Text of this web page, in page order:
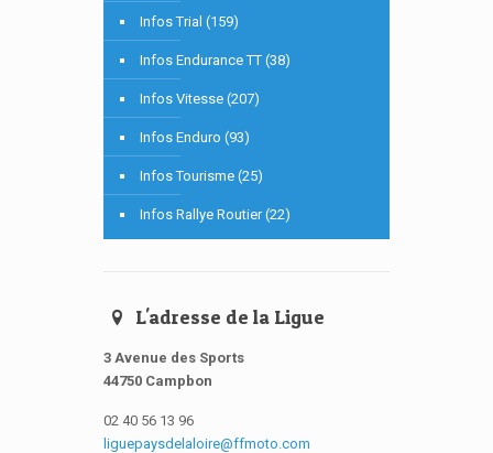
Infos Trial (159)
Infos Endurance TT (38)
Infos Vitesse (207)
Infos Enduro (93)
Infos Tourisme (25)
Infos Rallye Routier (22)
L'adresse de la Ligue
3 Avenue des Sports
44750 Campbon
02 40 56 13 96
liguepaysdelaloire@ffmoto.com